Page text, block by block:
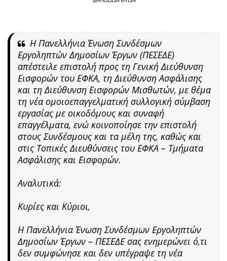
Η Πανελλήνια Ένωση Συνδέσμων
Εργοληπτών Δημοσίων Έργων (ΠΕΣΕΔΕ)
απέστειλε επιστολή προς τη Γενική Διεύθυνση
Εισφορών του ΕΦΚΑ, τη Διεύθυνση Ασφάλισης
και τη Διεύθυνση Εισφορών Μισθωτών, με θέμα
τη νέα ομοιοεπαγγελματική συλλογική σύμβαση
εργασίας με οικοδόμους και συναφή
επαγγέλματα, ενώ κοινοποίησε την επιστολή
στους Συνδέσμους και τα μέλη της, καθώς και
στις Τοπικές Διευθύνσεις του ΕΦΚΑ – Τμήματα
Ασφάλισης και Εισφορών.
Αναλυτικά:
Κυρίες και Κύριοι,
Η Πανελλήνια Ένωση Συνδέσμων Εργοληπτών
Δημοσίων Έργων – ΠΕΣΕΔΕ σας ενημερώνει ό,τι
δεν συμφώνησε και δεν υπέγραψε τη νέα